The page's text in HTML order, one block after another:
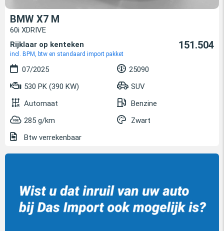
BMW X7 M
60i XDRIVE
Rijklaar op kenteken
incl. BPM, btw en standaard import pakket
151.504
07/2025
25090
530 PK (390 KW)
SUV
Automaat
Benzine
285 g/km
Zwart
Btw verrekenbaar